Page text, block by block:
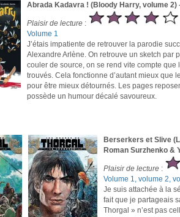
Abrada Kadavra ! (Bloody Harry, volume 2)
Plaisir de lecture :
Volume 1
J’étais impatiente de retrouver la parodie
Alexandre Arlène. On retrouve un sketch par
couler de source, on se rend vite compte
trouvés. Cela fonctionne d’autant mieux que
pour être mieux détournés. Les pages
possède un humour décalé savoureux.
Berserkers et Slive
Roman Surzhenko &
Plaisir de lecture :
Volume 1, volume 2,
Je suis attachée à la
fait que je partageais
Thorgal » n’est pas